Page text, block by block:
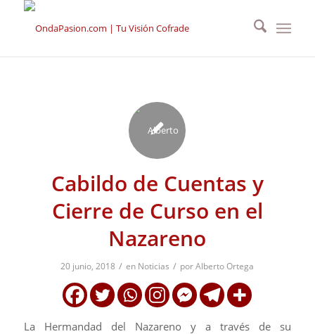
Cabildo de Cuentas y
Cierre de Curso en el
Nazareno
20 junio, 2018 / en Noticias / porAlberto Ortega
La Hermandad del Nazareno y a través de su